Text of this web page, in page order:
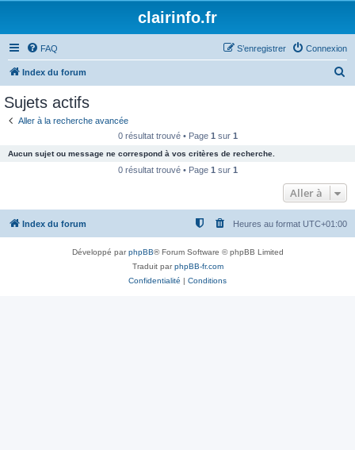
clairinfo.fr
FAQ Connexion
S’enregistrer
Index du forum
c
e
Sujets actifs
Aller à la recherche avancée
0 résultat trouvé • Page 1 sur 1
Aucun sujet ou message ne correspond à vos critères de recherche.
0 résultat trouvé • Page 1 sur 1
Aller à
Index du forum Heures au format UTC+01:00
Développé parphpBB® Forum Software © phpBB Limited
Traduit parphpBB-fr.com
Confidentialité | Conditions